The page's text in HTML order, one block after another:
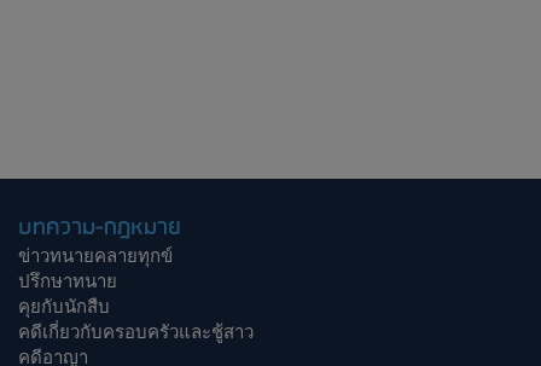
บทความ-กฎหมาย
ข่าวทนายคลายทุกข์
ปรึกษาทนาย
คุยกับนักสืบ
คดีเกี่ยวกับครอบครัวและชู้สาว
คดีอาญา